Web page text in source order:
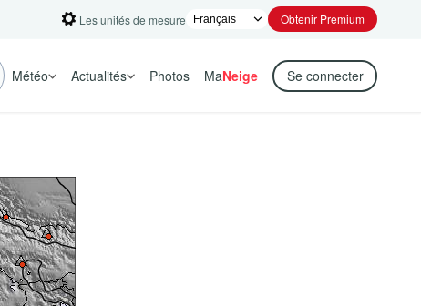
Les unités de mesure Obtenir Premium
Météo Actualités Photos MaNeige Se connecter